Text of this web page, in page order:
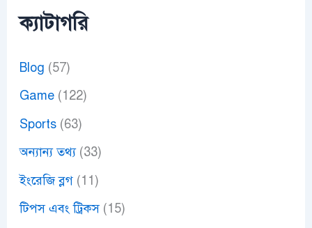
ক্যাটাগরি
Blog (57)
Game(122)
Sports(63)
অন্যান্য তথ্য(33)
ইংরেজি ব্লগ(11)
টিপস এবং ট্রিকস(15)